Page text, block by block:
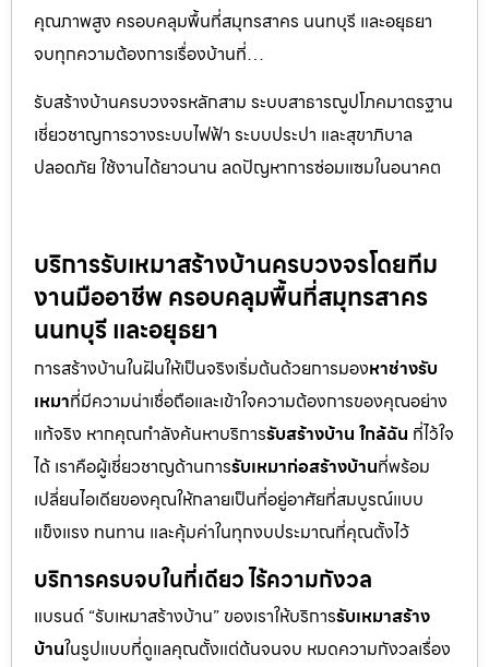
คุณภาพสูง ครอบคลุมพื้นที่สมุทรสาคร นนทบุรี และอยุธยา
จบทุกความต้องการเรื่องบ้านที่…
รับสร้างบ้านครบวงจรหลักสาม ระบบสาธารณูปโภคมาตรฐาน
เชี่ยวชาญการวางระบบไฟฟ้า ระบบประปา และสุขาภิบาล
ปลอดภัย ใช้งานได้ยาวนาน ลดปัญหาการซ่อมแซมในอนาคต
บริการรับเหมาสร้างบ้านครบวงจรโดยทีม
งานมืออาชีพ ครอบคลุมพื้นที่สมุทรสาคร
นนทบุรี และอยุธยา
การสร้างบ้านในฝันให้เป็นจริงเริ่มต้นด้วยการมองหาช่างรับ
เหมาที่มีความน่าเชื่อถือและเข้าใจความต้องการของคุณอย่าง
แท้จริง หากคุณกำลังค้นหาบริการรับสร้างบ้าน ใกล้ฉัน ที่ไว้ใจ
ได้ เราคือผู้เชี่ยวชาญด้านการรับเหมาก่อสร้างบ้านที่พร้อม
เปลี่ยนไอเดียของคุณให้กลายเป็นที่อยู่อาศัยที่สมบูรณ์แบบ
แข็งแรง ทนทาน และคุ้มค่าในทุกงบประมาณที่คุณตั้งไว้
บริการครบจบในที่เดียว ไร้ความกังวล
แบรนด์ “รับเหมาสร้างบ้าน” ของเราให้บริการรับเหมาสร้าง
บ้านในรูปแบบที่ดูแลคุณตั้งแต่ต้นจนจบ หมดความกังวลเรื่อง